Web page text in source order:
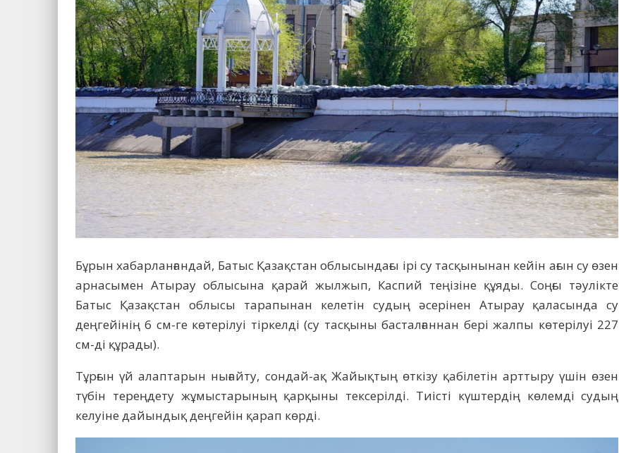
Бұрын хабарланғандай, Батыс Қазақстан облысындағы ірі су тасқы­нынан кейін ағын су өзен
арнасымен Атырау облысына қарай жылжып, Каспий теңізіне құяды. Соңғы тәулікте
Батыс Қазақстан облысы тарапынан келетін судың әсерінен Атырау қаласында су
деңгейінің 6 см-ге көтерілуі тіркелді (су тасқыны басталғаннан бері жалпы көтерілуі 227
см-ді құрады).
Тұрғын үй алаптарын нығайту, сондай-ақ Жайықтың өткізу қабілетін арттыру үшін өзен
түбін тереңдету жұмыстарының қарқыны тексерілді. Тиісті күштердің көлемді судың
келуіне дайындық деңгейін қарап көрді.